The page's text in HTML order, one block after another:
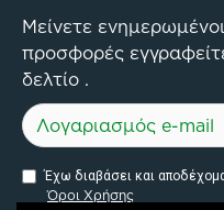
Μείνετε
προσφορές
δελτίο .
Έχω διαβάσει και
Όροι Χρήσης